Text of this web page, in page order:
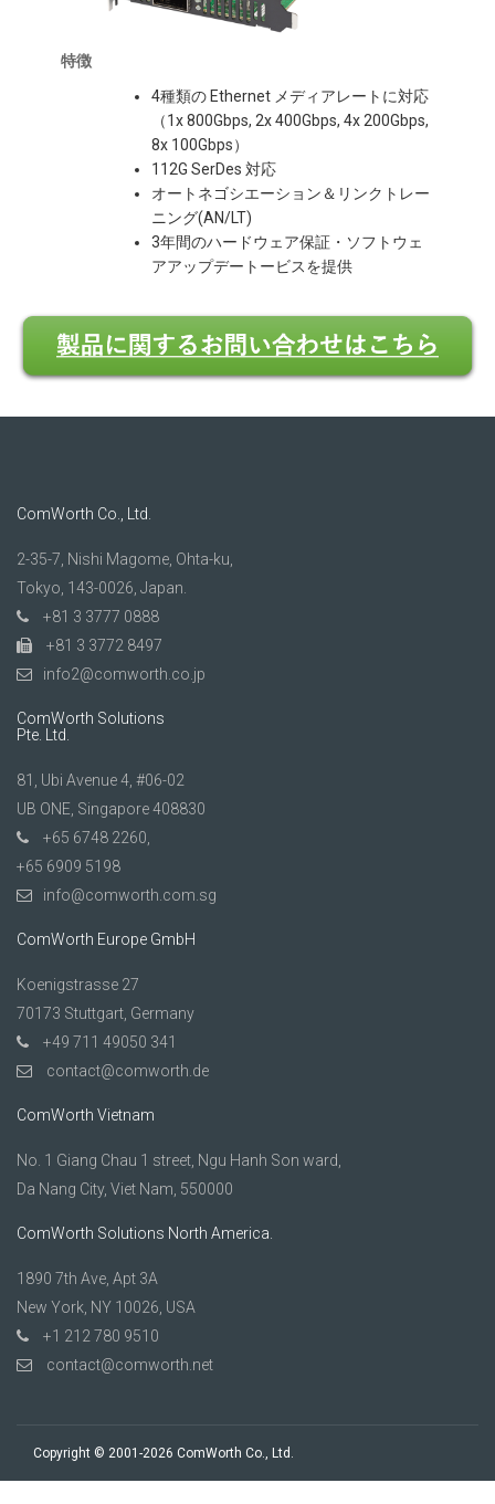
特徴
4種類の Ethernet メディアレートに対応
（1x 800Gbps, 2x 400Gbps, 4x 200Gbps,
8x 100Gbps）
112G SerDes 対応
オートネゴシエーション＆リンクトレー
ニング(AN/LT)
3年間のハードウェア保証・ソフトウェ
アアップデートービスを提供
ComWorth Co., Ltd.
2-35-7, Nishi Magome, Ohta-ku,
Tokyo, 143-0026, Japan.
+81 3 3777 0888
+81 3 3772 8497
info2@comworth.co.jp
ComWorth Solutions
Pte. Ltd.
81, Ubi Avenue 4, #06-02
UB ONE, Singapore 408830
+65 6748 2260,
+65 6909 5198
info@comworth.com.sg
ComWorth Europe GmbH
Koenigstrasse 27
70173 Stuttgart, Germany
+49 711 49050 341
contact@comworth.de
ComWorth Vietnam
No. 1 Giang Chau 1 street, Ngu Hanh Son ward,
Da Nang City, Viet Nam, 550000
ComWorth Solutions North America.
1890 7th Ave, Apt 3A
New York, NY 10026, USA
+1 212 780 9510
contact@comworth.net
Copyright © 2001-2026 ComWorth Co., Ltd.